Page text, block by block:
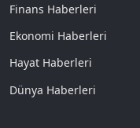
Finans Haberleri
Ekonomi Haberleri
Hayat Haberleri
Dünya Haberleri